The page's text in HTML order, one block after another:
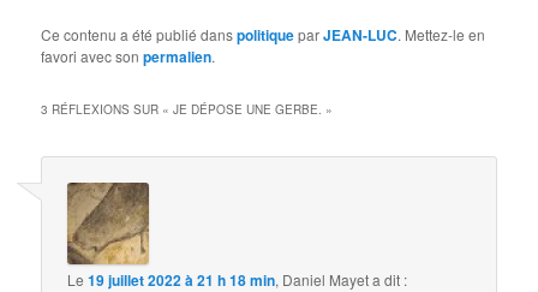
Ce contenu a été publié danspolitiqueparJEAN-LUC. Mettez-le en
favori avec sonpermalien.
3 RÉFLEXIONS SUR «JE DÉPOSE UNE GERBE. »
Le19 juillet 2022 à 21 h 18 min, Daniel Mayeta dit :